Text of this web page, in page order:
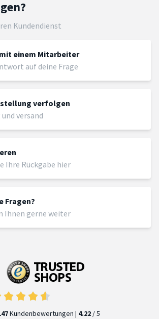
Kundendienst
einem Mitarbeiter
auf deine Frage
verfolgen
versand
Ihre Rückgabe hier
Fragen?
Ihnen gerne weiter
Kundenbewertungen | 4.22 / 5